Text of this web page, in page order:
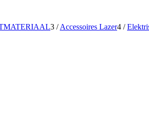
3 / Accessoires Lazer4 /